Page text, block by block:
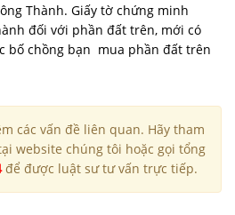
Thành. Giấy tờ chứng minh
đối với phần đất trên, mới có
bố chồng bạn mua phần đất trên
các vấn đề liên quan. Hãy tham
website chúng tôi hoặc gọi tổng
để được luật sư tư vấn trực tiếp.